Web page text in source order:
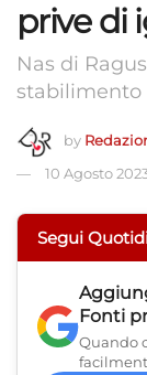
prive di
Nas di
stabilimento
by
10 Agosto
Segui
Fonti
Quando